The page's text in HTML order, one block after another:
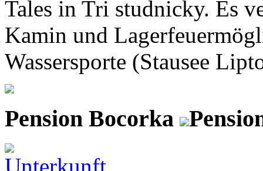
Tales in Tri studnicky. Es
Kamin und
Wassersporte (Stausee
Pension Bocorka